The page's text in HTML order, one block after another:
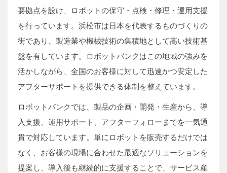
要拠点を設け、ロボットの保守・点検・修理・運用支援
を行っています。浜松市は日本を代表するものづくりの
街であり、製造業や機械技術の集積地として高い技術基
盤を有しています。ロボットバンクはこの地域の強みを
活かしながら、全国のお客様に対して迅速かつ安定した
アフターサポートを提供できる体制を整えています。
ロボットバンクでは、製品の企画・開発・生産から、導
入支援、運用サポート、アフターフォローまでを一気通
貫で対応しています。単にロボットを販売するだけでは
なく、お客様の現場に合わせた最適なソリューションを
提案し、導入後も継続的に支援することで、サービス産